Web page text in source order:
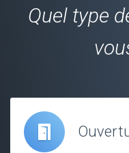
Quel type